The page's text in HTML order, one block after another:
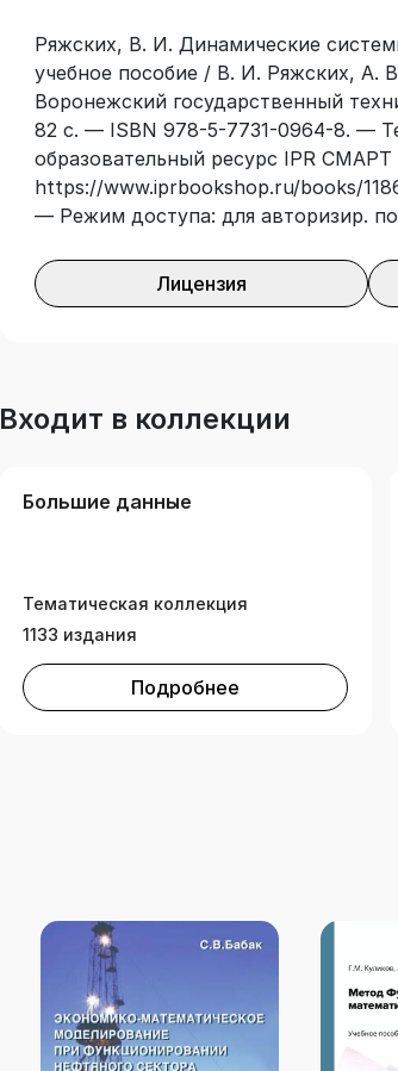
Ряжских, В. И. Динамические
учебное пособие / В. И. Ряжских, А.
Воронежский государственный
82 с. — ISBN 978-5-7731-0964-8. —
образовательный ресурс IPR
https://www.iprbookshop.ru/books/
— Режим доступа: для авторизир.
Лицензия
Входит в коллекции
Большие данные
Тематическая коллекция
1133 издания
Подробнее